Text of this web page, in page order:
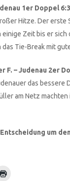
1er Doppel 6:3
Hitze. Der
Zeit bis er
Tie-Break mit
F. – Judenau 2er
das
am Netz
um